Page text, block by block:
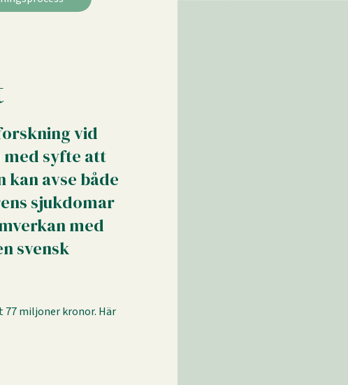
vid
syfte att
avse både
sjukdomar
med
svensk
77 miljoner kronor. Här